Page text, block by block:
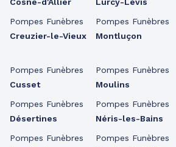
Pompes Funèbres
Creuzier-le-Vieux
Pompes Funèbres
Cusset
Pompes Funèbres
Désertines
Pompes Funèbres
Pompes Funèbres
Montluçon
Pompes Funèbres
Moulins
Pompes Funèbres
Néris-les-Bains
Pompes Funèbres